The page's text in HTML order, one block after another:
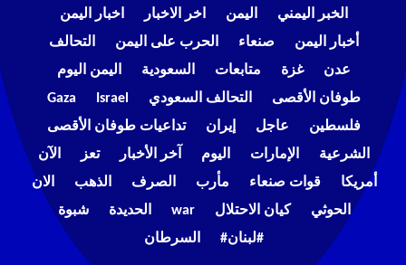
الخبر اليمني اليمن اخر الاخبار
اخبار اليمن
أخبار اليمن
صنعاء الحرب على اليمن
التحالف
عدن
غزة متابعات السعودية
اليمن اليوم
طوفان الأقصى
التحالف السعودي Israel
Gaza
فلسطين
عاجل إيران
تداعيات طوفان الأقصى
الشرعية
الإمارات اليوم آخر الأخبار تعز
الآن
أمريكا
قوات صنعاء مأرب الصرف الذهب
الان
الحوثي
كيان الاحتلال war الحديدة
شبوة
#لبنان#
السرطان